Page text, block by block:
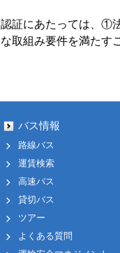
認証にあたっては、①
な取組み要件を満たす
バス情報
路線バス
運賃検索
高速バス
貸切バス
ツアー
よくある質問